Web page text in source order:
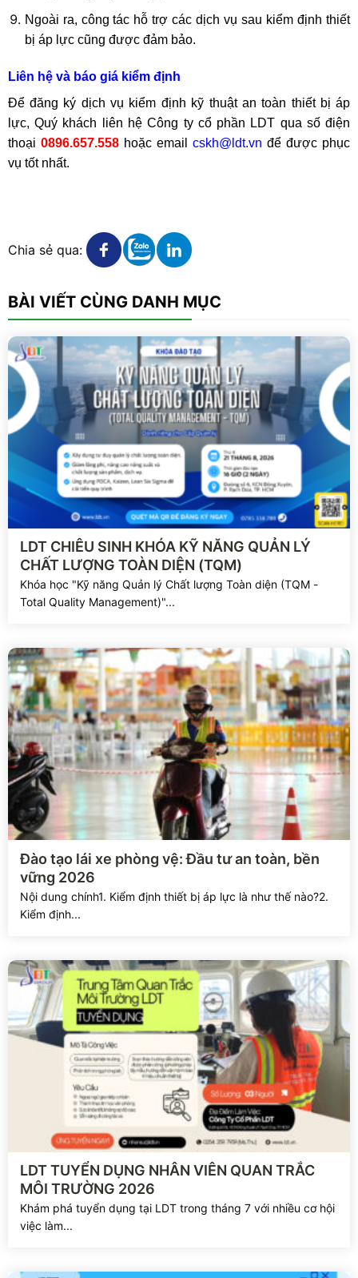
Ngoài ra, công tác hỗ trợ các dịch vụ sau kiểm định thiết
bị áp lực cũng được đảm bảo.
Liên hệ và báo giá kiểm định
Để đăng ký dịch vụ kiểm định kỹ thuật an toàn thiết bị áp
lực, Quý khách liên hệ Công ty cổ phần LDT qua số điện
thoại 0896.657.558hoặc emailcskh@ldt.vn để được phục
vụ tốt nhất.
Chia sẻ qua: Xem chi tiết
Xem chi tiếtXem chi tiết
BÀI VIẾT CÙNG DANH MỤC
Xem chi tiết
LDT CHIÊU SINH KHÓA KỸ NĂNG QUẢN LÝ
CHẤT LƯỢNG TOÀN DIỆN (TQM)
Khóa học "Kỹ năng Quản lý Chất lượng Toàn diện (TQM -
Total Quality Management)"...
Xem chi tiết
Đào tạo lái xe phòng vệ: Đầu tư an toàn, bền
vững 2026
Nội dung chính1. Kiểm định thiết bị áp lực là như thế nào?2.
Kiểm định...
Xem chi tiết
LDT TUYỂN DỤNG NHÂN VIÊN QUAN TRẮC
MÔI TRƯỜNG 2026
Khám phá tuyển dụng tại LDT trong tháng 7 với nhiều cơ hội
việc làm...